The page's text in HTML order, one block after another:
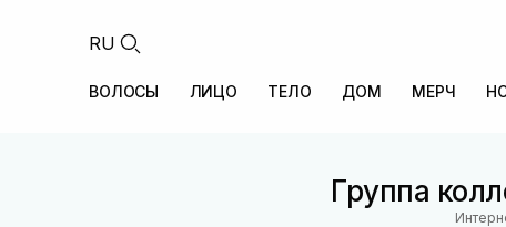
RU
ВОЛОСЫ ЛИЦО ТЕЛО ДОМ МЕРЧ
Группа